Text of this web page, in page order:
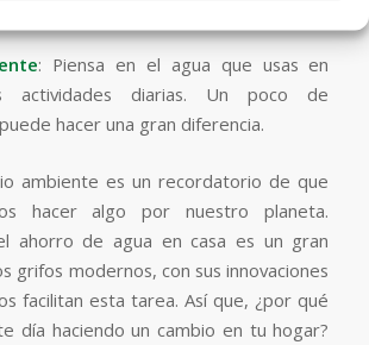
: Piensa en el agua que usas en
actividades diarias. Un poco de
hacer una gran diferencia.
ambiente es un recordatorio de que
hacer algo por nuestro planeta.
ahorro de agua en casa es un gran
grifos modernos, con sus innovaciones
facilitan esta tarea. Así que, ¿por qué
día haciendo un cambio en tu hogar?